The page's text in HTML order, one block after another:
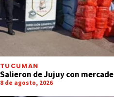
TUCUMÁN
Salieron de Jujuy con
8 de agosto, 2026